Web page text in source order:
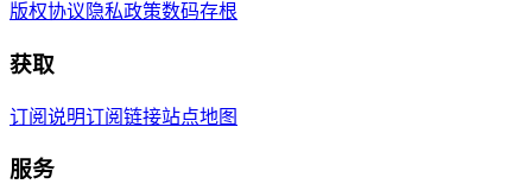
版权协议 隐私政策数码存根
获取
订阅说明订阅链接站点地图
服务